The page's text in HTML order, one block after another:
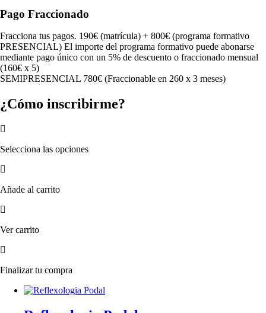
Pago Fraccionado
Fracciona tus pagos. 190€ (matrícula) + 800€ (programa formativo
PRESENCIAL) El importe del programa formativo puede abonarse
mediante pago único con un 5% de descuento o fraccionado mensual
(160€ x 5)
SEMIPRESENCIAL 780€ (Fraccionable en 260 x 3 meses)
¿Cómo inscribirme?
Selecciona las opciones
Añade al carrito
Ver carrito
Finalizar tu compra